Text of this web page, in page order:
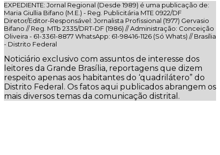
EXPEDIENTE: Jornal Regional (Desde 1989) é uma publicação de:
Maria Giullia Bifano (M.E.) - Reg. Publicitária MTE 0922/DF
Diretor/Editor-Responsável: Jornalista Profissional (1977) Gervasio
Bifano // Reg. MTb 2335/DRT-DF (1986) // Administração: Conceição
Oliveira - 61-3361-8877 WhatsApp: 61-98416-1126 (Só Whats) // Brasília
- Distrito Federal
Noticiário exclusivo com assuntos de interesse dos
leitores da Grande Brasília, reportagens que dizem
respeito apenas aos habitantes do ‘quadrilátero” do
Distrito Federal. Os fatos aqui publicados abrangem os
mais diversos temas da comunicação distrital.